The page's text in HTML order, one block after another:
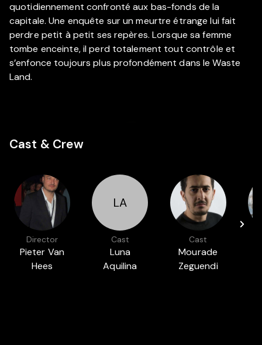
quotidiennement confronté aux bas-fonds de la
capitale. Une enquête sur un meurtre étrange lui fait
perdre petit à petit ses repères. Lorsque sa femme
tombe enceinte, il perd totalement tout contrôle et
s’enfonce toujours plus profondément dans le Waste
Land.
Cast & Crew
Director
Pieter Van
Hees
LA
Cast
Luna
Aquilina
Cast
Mourade
Zeguendi